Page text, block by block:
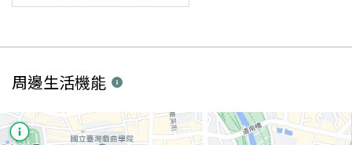
周邊生活機能